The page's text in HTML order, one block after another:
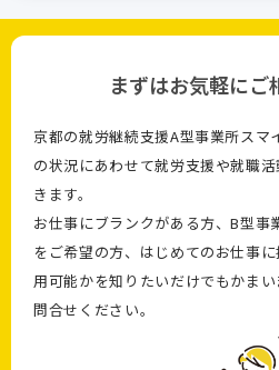
まずはお気軽にご
京都の就労継続支援A型事業所スマ
の状況にあわせて就労支援や就職
きます。
お仕事にブランクがある方、B型事
をご希望の方、はじめてのお仕事
用可能かを知りたいだけでもかま
問合せください。